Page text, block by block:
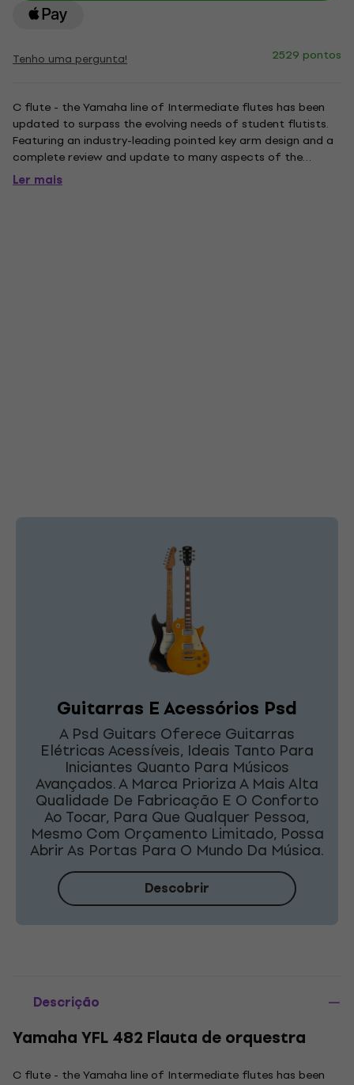
Tenho uma pergunta! 2529 pontos
C flute - the Yamaha line of Intermediate flutes has been
updated to surpass the evolving needs of student flutists.
Featuring an industry-leading pointed key arm design and a
complete review and update to many aspects of the
production process, the 400 series intermediate flutes
emphasize the Yamaha consistency and quality that keeps
Ler mais
Guitarras E Acessórios Psd
A Psd Guitars Oferece Guitarras
Elétricas Acessíveis, Ideais Tanto Para
Iniciantes Quanto Para Músicos
Avançados. A Marca Prioriza A Mais Alta
Qualidade De Fabricação E O Conforto
Ao Tocar, Para Que Qualquer Pessoa,
Mesmo Com Orçamento Limitado, Possa
Abrir As Portas Para O Mundo Da Música.
Descobrir
Descrição
Yamaha YFL 482 Flauta de orquestra
C flute - the Yamaha line of Intermediate flutes has been